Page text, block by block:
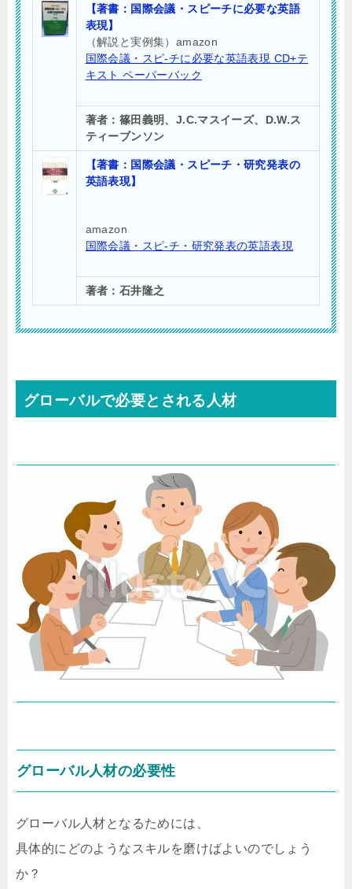
【著書：国際会議・スピーチに必要な英語
表現】
（解説と実例集）amazon
国際会議・スピ-チに必要な英語表現 CD+テ
キスト ペーパーバック
著者：篠田義明、J.C.マスイーズ、D.W.ス
ティーブンソン
【著書：国際会議・スピーチ・研究発表の
英語表現】
amazon
国際会議・スピ-チ・研究発表の英語表現
著者：石井隆之
グローバルで必要とされる人材
グローバル人材の必要性
グローバル人材となるためには、
具体的にどのようなスキルを磨けばよいのでしょう
か？